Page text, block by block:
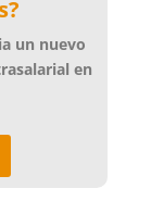
un nuevo
en